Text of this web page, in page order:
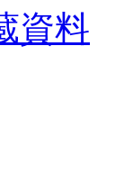
資料